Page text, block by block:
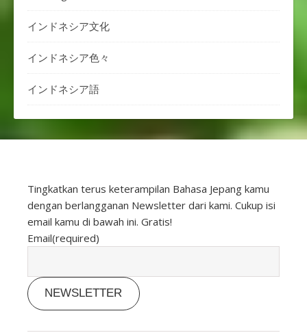
インドネシア文化
インドネシア色々
インドネシア語
Tingkatkan terus keterampilan Bahasa Jepang kamu
dengan berlangganan Newsletter dari kami. Cukup isi
email kamu di bawah ini. Gratis!
Email(required)
NEWSLETTER